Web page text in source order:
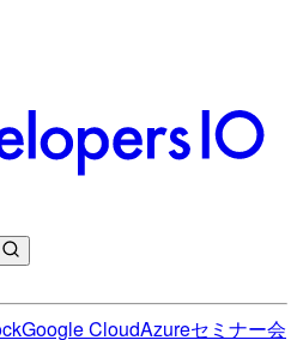
Google CloudAzureセミナー会